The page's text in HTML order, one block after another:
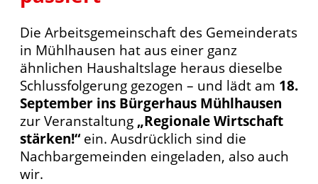
Die Arbeitsgemeinschaft des Gemeinderats
in Mühlhausen hat aus einer ganz
ähnlichen Haushaltslage heraus dieselbe
Schlussfolgerung gezogen – und lädt am 18.
September ins Bürgerhaus Mühlhausen
zur Veranstaltung „Regionale Wirtschaft
stärken!“ein. Ausdrücklich sind die
Nachbargemeinden eingeladen, also auch
wir.